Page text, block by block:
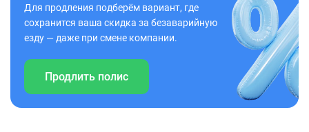
Для продления подберём вариант, где
сохранится ваша скидка за безаварийную
езду — даже при смене компании.
Продлить полис